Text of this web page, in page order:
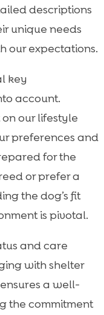
descriptions
unique needs
our expectations.
key
account.
on our lifestyle
preferences and
for the
or prefer a
the dog’s fit
is pivotal.
and care
with shelter
a well-
the commitment